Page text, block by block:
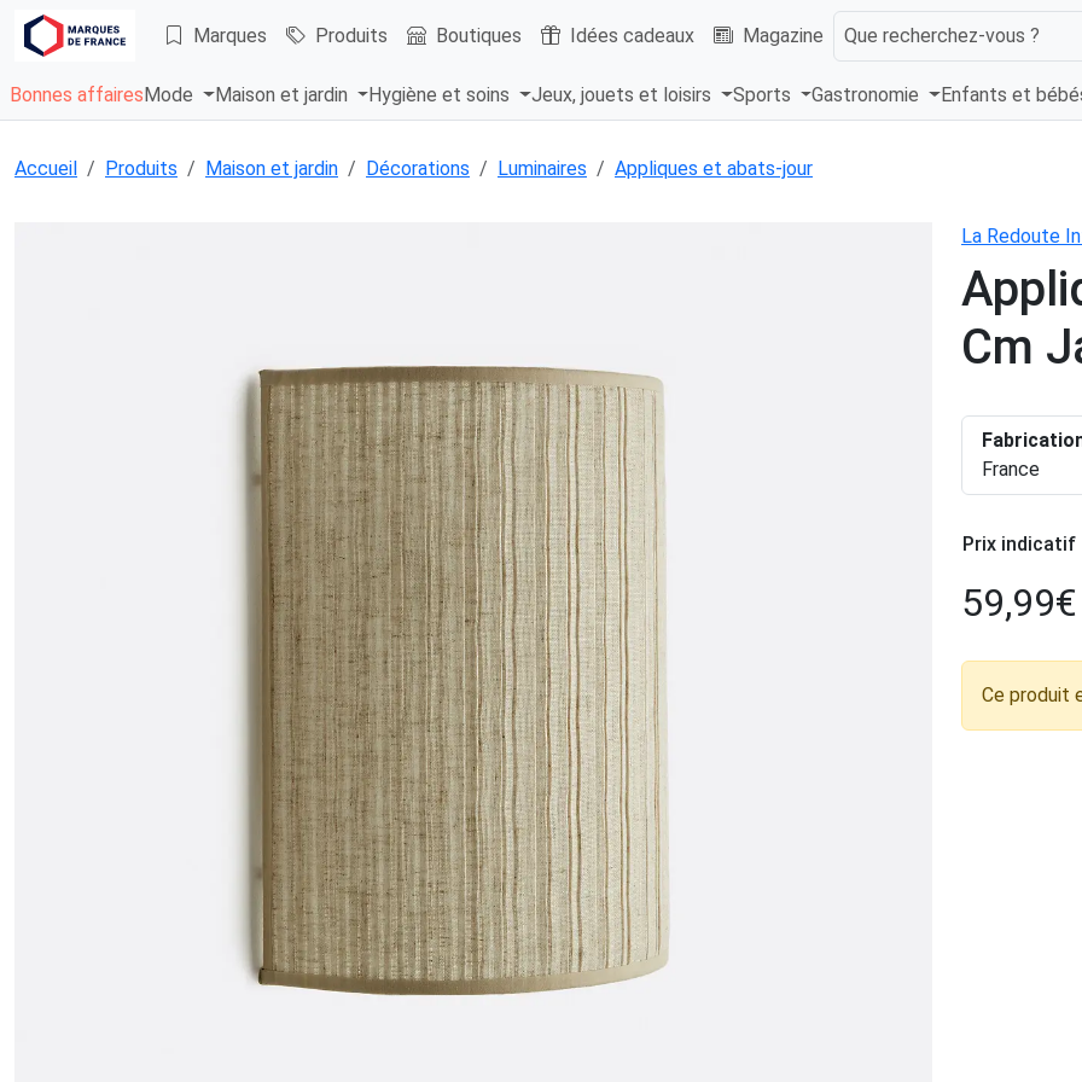
Marques Produits Boutiques Idées cadeaux Magazine Que recherchez-vous ?
Bonnes affaires Mode Maison et jardin Hygiène et soins Jeux, jouets et loisirs Sports Gastronomie Enfants et
Accueil Produits Maison et jardin Décorations Luminaires Appliques et abats-jour
La Redoute
Cm
France
Prix indicatif
59,99€
Ce produit